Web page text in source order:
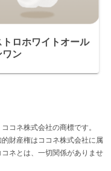
トロホワイトオール
ワン
コネ株式会社の商標です。
財産権はココネ株式会社に属
ネとは、一切関係がありませ